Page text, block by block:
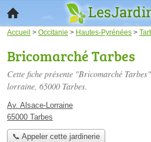
Accueil > Occitanie > Hautes-Pyrénées >
Bricomarché Tarbes
Cette fiche présente "Bricomarché
lorraine, 65000 Tarbes.
Av. Alsace-Lorraine
65000 Tarbes
📞 Appeler cette jardinerie